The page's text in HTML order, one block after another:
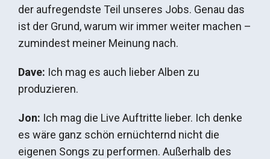
der aufregendste Teil unseres Jobs. Genau das
ist der Grund, warum wir immer weiter machen –
zumindest meiner Meinung nach.
Dave: Ich mag es auch lieber Alben zu
produzieren.
Jon: Ich mag die Live Auftritte lieber. Ich denke
es wäre ganz schön ernüchternd nicht die
eigenen Songs zu performen. Außerhalb des